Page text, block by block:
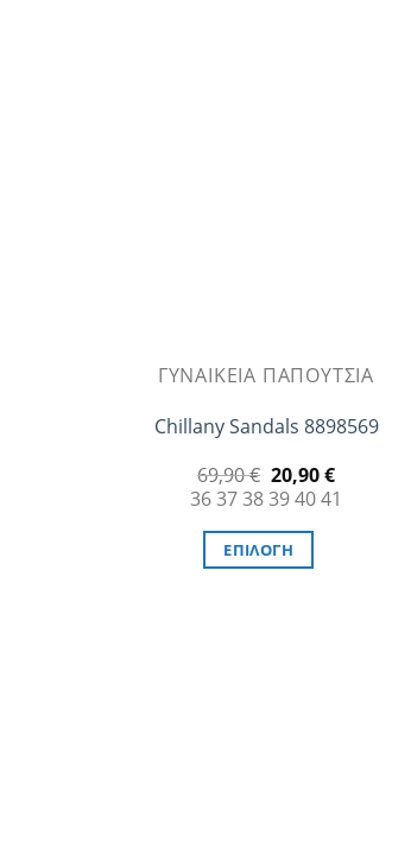
ΓΥΝΑΙΚΕΊΑ ΠΑΠΟΎΤΣΙΑ
Chillany Sandals 8898569
69,90€ Original
price
was:
69,90 €.
20,90€Η
τρέχουσα
τιμή
363738394041
ΕΠΙΛΟΓΉ